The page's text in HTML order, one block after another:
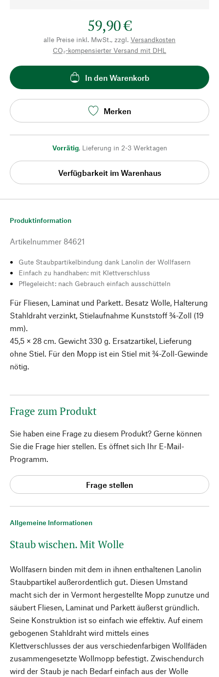
59,90 €
alle Preise inkl. MwSt., zzgl. Versandkosten
CO₂-kompensierter Versand mit DHL
In den Warenkorb
Merken
Vorrätig, Lieferung in 2-3 Werktagen
Verfügbarkeit im Warenhaus
Allgemeine Informationen
Staub wischen. Mit Wolle
Wollfasern binden mit dem in ihnen enthaltenen Lanolin
Staubpartikel außerordentlich gut. Diesen Umstand
macht sich der in Vermont hergestellte Mopp zunutze und
säubert Fliesen, Laminat und Parkett äußerst gründlich.
Seine Konstruktion ist so einfach wie effektiv. Auf einem
gebogenen Stahldraht wird mittels eines
Klettverschlusses der aus verschiedenfarbigen Wollfäden
zusammengesetzte Wollmopp befestigt. Zwischendurch
wird der Staub je nach Bedarf einfach aus der Wolle
Produktinformation
Artikelnummer 84621
Gute Staubpartikelbindung dank Lanolin der Wollfasern
Einfach zu handhaben: mit Klettverschluss
Pflegeleicht: nach Gebrauch einfach ausschütteln
Für Fliesen, Laminat und Parkett. Besatz Wolle, Halterung
Stahldraht verzinkt, Stielaufnahme Kunststoff ¾-Zoll (19
mm).
45,5 × 28 cm. Gewicht 330 g. Ersatzartikel, Lieferung
ohne Stiel. Für den Mopp ist ein Stiel mit ¾-Zoll-Gewinde
nötig.
Frage zum Produkt
Sie haben eine Frage zu diesem Produkt? Gerne können
Sie die Frage hier stellen. Es öffnet sich Ihr E-Mail-
Programm.
Frage stellen